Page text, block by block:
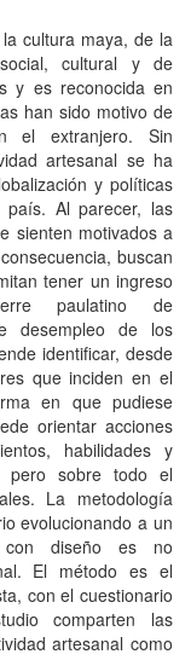
cultura maya, de la
cultural y de
y es reconocida en
han sido motivo de
el extranjero. Sin
artesanal se ha
y políticas
Al parecer, las
sienten motivados a
buscan
tener un ingreso
paulatino de
desempleo de los
identificar, desde
que inciden en el
en que pudiese
orientar acciones
habilidades y
pero sobre todo el
La metodología
evolucionando a un
con diseño es no
El método es el
con el cuestionario
comparten las
artesanal como